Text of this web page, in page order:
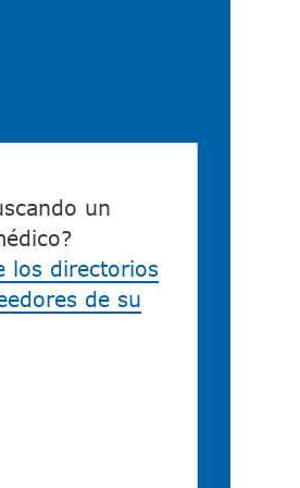
un
los directorios
de su